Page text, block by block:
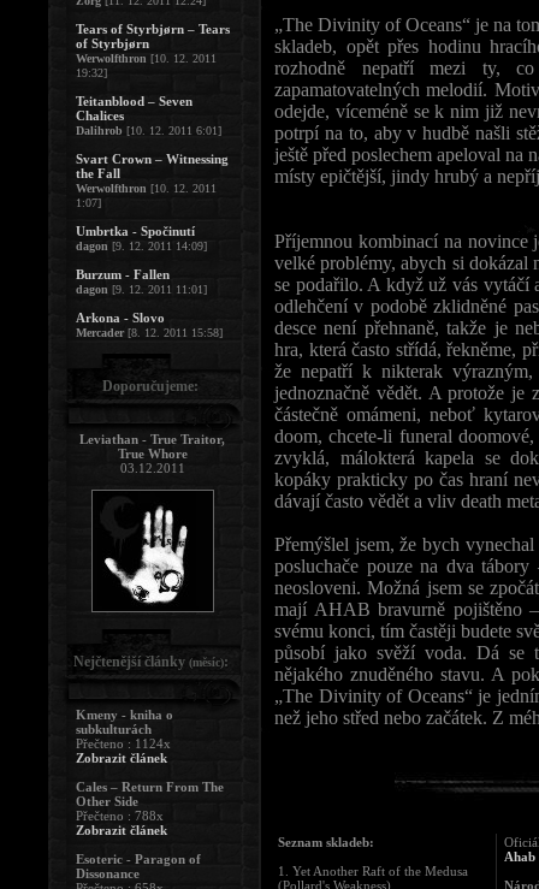
„The Divinity of Oceans“ je na
skladeb, opět přes hodinu
rozhodně nepatří mezi ty,
zapamatovatelných melodií.
odejde, víceméně se k nim již
potrpí na to, aby v hudbě našli
ještě před poslechem apeloval na
místy epičtější, jindy hrubý a
Příjemnou kombinací na novince
velké problémy, abych si
se podařilo. A když už vás vytáčí
odlehčení v podobě zklidněné
desce není přehnaně, takže je
hra, která často střídá, řekněme,
že nepatří k nikterak
jednoznačně vědět. A protože
částečně omámeni, neboť
doom, chcete-li funeral
zvyklá, málokterá kapela se
kopáky prakticky po čas hraní
dávají často vědět a vliv death
Přemýšlel jsem, že bych
posluchače pouze na dva
neosloveni. Možná jsem se
mají AHAB bravurně pojištěno
svému konci, tím častěji budete
působí jako svěží voda. Dá se
nějakého znuděného stavu. A
„The Divinity of Oceans“ je
než jeho střed nebo začátek. Z
Seznam skladeb:
1. Yet Another Raft of the Medusa
(Pollard's Weakness)
Ahab
Tears of Styrbjørn – Tears
of Styrbjørn
Werwolfthron [10. 12. 2011
19:32]
Teitanblood – Seven
Chalices
Dalihrob [10. 12. 2011 6:01]
Svart Crown – Witnessing
the Fall
Werwolfthron [10. 12. 2011
1:07]
Umbrtka - Spočinutí
dagon [9. 12. 2011 14:09]
Burzum - Fallen
dagon [9. 12. 2011 11:01]
Arkona - Slovo
Mercader[8. 12. 2011 15:58]
Doporučujeme:
Leviathan - True Traitor,
True Whore
03.12.2011
Nejčtenější články (měsíc):
Kmeny - kniha o
subkulturách
Přečteno : 1124x
Zobrazit článek
Cales – Return From The
Other Side
Přečteno : 788x
Zobrazit článek
Esoteric - Paragon of
Dissonance